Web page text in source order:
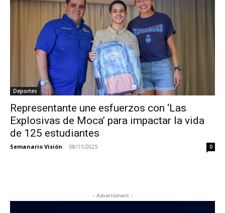
Deportes
Representante une esfuerzos con ‘Las
Explosivas de Moca’ para impactar la vida
de 125 estudiantes
Semanario Visión - 08/11/2025 0
- Advertisment -